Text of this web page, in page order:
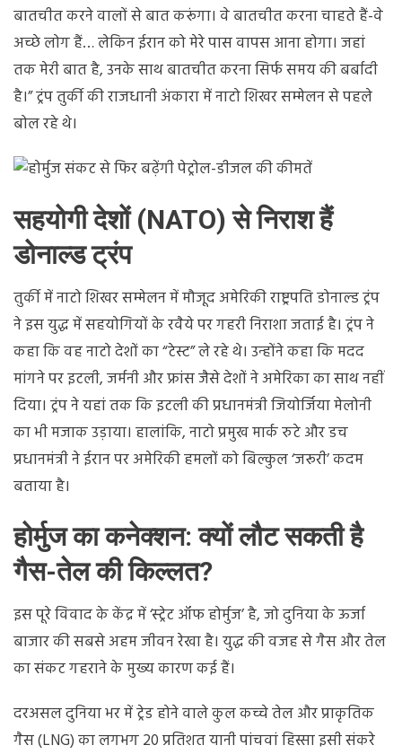
बातचीत करने वालों से बात करूंगा। वे बातचीत करना चाहते हैं-वे
अच्छे लोग हैं… लेकिन ईरान को मेरे पास वापस आना होगा। जहां
तक ​​मेरी बात है, उनके साथ बातचीत करना सिर्फ समय की बर्बादी
है।” ट्रंप तुर्की की राजधानी अंकारा में नाटो शिखर सम्मेलन से पहले
बोल रहे थे।
सहयोगी देशों (NATO) से निराश हैं
डोनाल्ड ट्रंप
तुर्की में नाटो शिखर सम्मेलन में मौजूद अमेरिकी राष्ट्रपति डोनाल्ड ट्रंप
ने इस युद्ध में सहयोगियों के रवैये पर गहरी निराशा जताई है। ट्रंप ने
कहा कि वह नाटो देशों का “टेस्ट” ले रहे थे। उन्होंने कहा कि मदद
मांगने पर इटली, जर्मनी और फ्रांस जैसे देशों ने अमेरिका का साथ नहीं
दिया। ट्रंप ने यहां तक कि इटली की प्रधानमंत्री जियोर्जिया मेलोनी
का भी मजाक उड़ाया। हालांकि, नाटो प्रमुख मार्क रुटे और डच
प्रधानमंत्री ने ईरान पर अमेरिकी हमलों को बिल्कुल ‘जरूरी’ कदम
बताया है।
होर्मुज का कनेक्शन: क्यों लौट सकती है
गैस-तेल की किल्लत?
इस पूरे विवाद के केंद्र में ‘स्ट्रेट ऑफ होर्मुज’ है, जो दुनिया के ऊर्जा
बाजार की सबसे अहम जीवन रेखा है। युद्ध की वजह से गैस और तेल
का संकट गहराने के मुख्य कारण कई हैं।
दरअसल दुनिया भर में ट्रेड होने वाले कुल कच्चे तेल और प्राकृतिक
गैस (LNG) का लगभग 20 प्रतिशत यानी पांचवां हिस्सा इसी संकरे